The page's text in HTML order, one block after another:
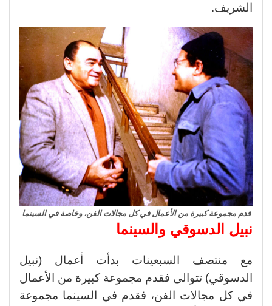
الشريف.
قدم مجموعة كبيرة من الأعمال في كل مجالات الفن، وخاصة في السينما
نبيل الدسوقي والسينما
مع منتصف السبعينات بدأت أعمال (نبيل
الدسوقي) تتوالى فقدم مجموعة كبيرة من الأعمال
في كل مجالات الفن، فقدم في السينما مجموعة